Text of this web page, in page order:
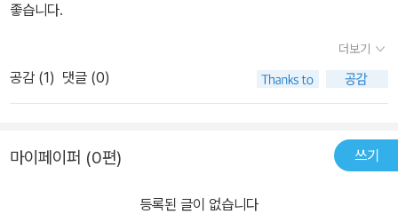
좋습니다.
더보기
공감 (1) 댓글 (0)
마이페이퍼 (0편) 쓰기
등록된 글이 없습니다